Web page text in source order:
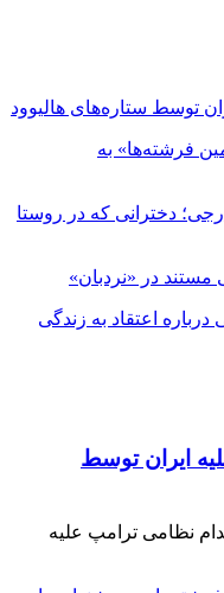
توسط ستاره‌های هالیوود
فرشته‌ها» به
دخترانی که در روستا
مستند در «نردبان»
اعتقاد به زندگی
ایران توسط
نظامی ترامپ علیه